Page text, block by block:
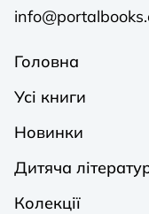
Головна
Усі книги
Новинки
Дитяча
Колекції